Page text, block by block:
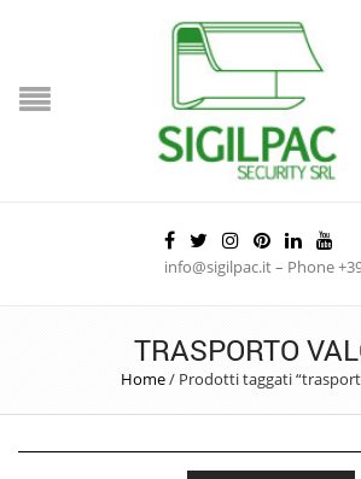
info@sigilpac.it – Phone
TRASPORTO
Home/ Prodotti taggati